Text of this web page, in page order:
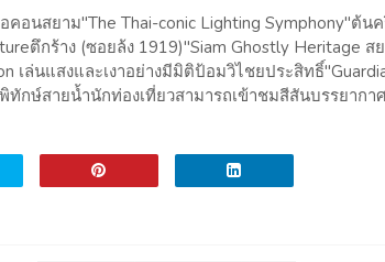
คอนสยาม"The Thai-conic Lighting Symphony"ต้
ตึกร้าง (ซอยล้ง 1919)"Siam Ghostly Heritage
เล่นแสงและเงาอย่างมีมิติป้อมวิไชยประสิทธิ์
ทักษ์สายน้ำนักท่องเที่ยวสามารถเข้าชมสีสันบรรยาก